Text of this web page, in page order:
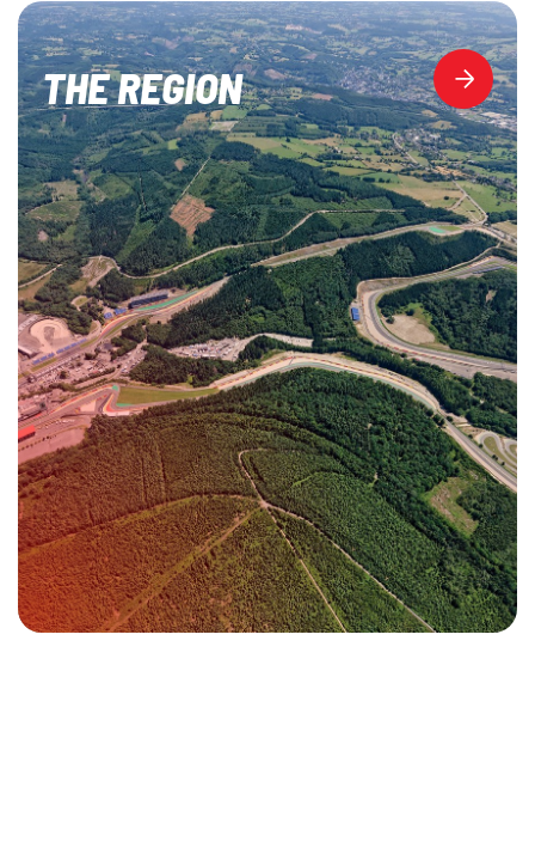
THE REGION